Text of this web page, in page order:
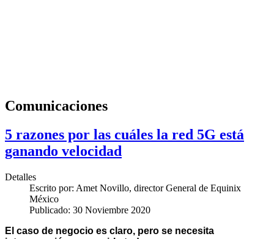
Comunicaciones
5 razones por las cuáles la red 5G está
ganando velocidad
Detalles
Escrito por: Amet Novillo, director General de Equinix
México
Publicado: 30 Noviembre 2020
El caso de negocio es claro, pero se necesita